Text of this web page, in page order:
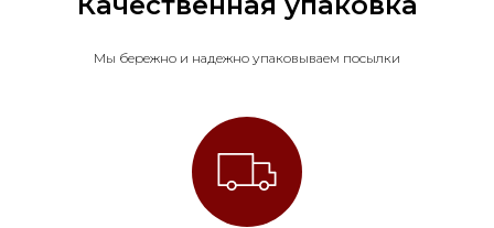
Мы бережно и надежно упаковываем посылки